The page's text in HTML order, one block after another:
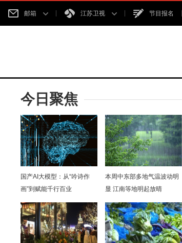
邮箱 江苏卫视 节目报名
今日聚焦
国产AI大模型：从“吟诗作
画”到赋能千行百业
本周中东部多地气温波动明
显 江南等地明起放晴